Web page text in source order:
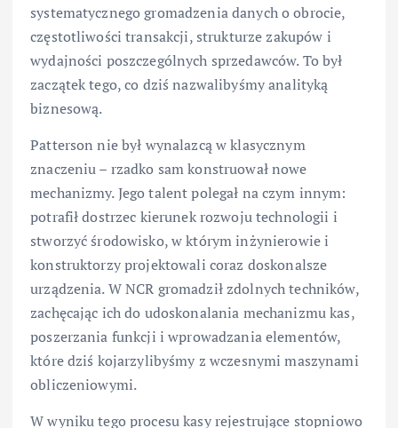
systematycznego gromadzenia danych o obrocie,
częstotliwości transakcji, strukturze zakupów i
wydajności poszczególnych sprzedawców. To był
zaczątek tego, co dziś nazwalibyśmy analityką
biznesową.
Patterson nie był wynalazcą w klasycznym
znaczeniu – rzadko sam konstruował nowe
mechanizmy. Jego talent polegał na czym innym:
potrafił dostrzec kierunek rozwoju technologii i
stworzyć środowisko, w którym inżynierowie i
konstruktorzy projektowali coraz doskonalsze
urządzenia. W NCR gromadził zdolnych techników,
zachęcając ich do udoskonalania mechanizmu kas,
poszerzania funkcji i wprowadzania elementów,
które dziś kojarzylibyśmy z wczesnymi maszynami
obliczeniowymi.
W wyniku tego procesu kasy rejestrujące stopniowo